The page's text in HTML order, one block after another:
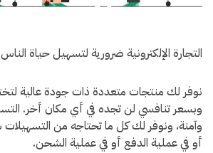
التجارة الإلكترونية ضرورية لتسهيل حياة
نوفر لك منتجات متعددة ذات جودة عالية
وبسعر تنافسي لن تجده في أي مكان أخر.
وآمنة، ونوفر لك كل ما تحتاجه من التسهيلات
أو في عملية الدفع أو في عملية الشحن.